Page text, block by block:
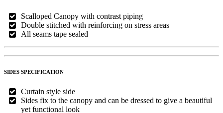
Scalloped Canopy with contrast piping
Double stitched with reinforcing on stress areas
All seams tape sealed
SIDES SPECIFICATION
Curtain style side
Sides fix to the canopy and can be dressed to give a beautiful
yet functional look